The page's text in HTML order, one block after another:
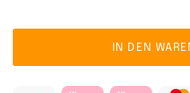
IN DEN